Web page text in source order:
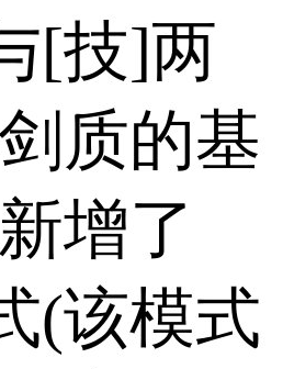
[技]两
质的基
增了
(该模式